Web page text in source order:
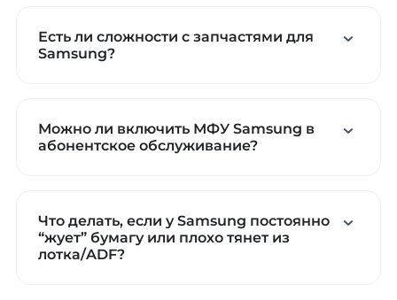
Есть ли сложности с запчастями для
Samsung?
Можно ли включить МФУ Samsung в
абонентское обслуживание?
Что делать, если у Samsung постоянно
“жует” бумагу или плохо тянет из
лотка/ADF?